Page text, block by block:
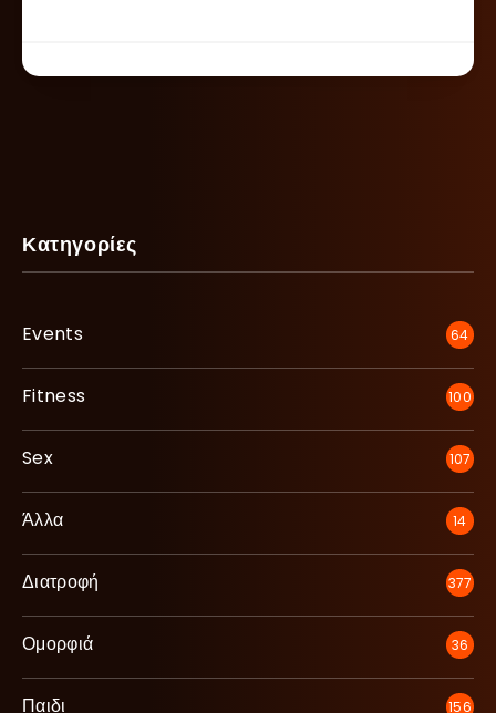
Κατηγορίες
Events 64
Fitness 100
Sex 107
Άλλα 14
Διατροφή 377
Ομορφιά 36
Παιδι 156